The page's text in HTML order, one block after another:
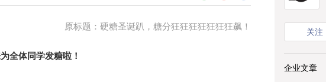
原标题：硬糖圣诞趴，糖分狂狂狂狂狂狂狂飙！
全体同学发糖啦！
关注
企业文章